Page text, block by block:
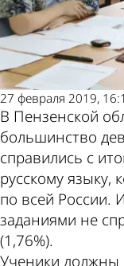
27 февраля 2019,
В Пензенской
большинство
справились с
русскому языку,
по всей России.
заданиями не
(1,76%).
Ученики